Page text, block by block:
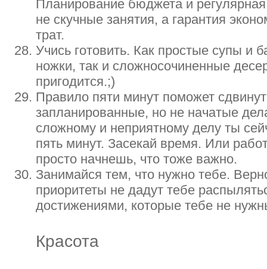
Планирование бюджета и
не скучные занятия, а гарантия
трат.
Учись готовить. Как простые супы и
ножки, так и сложносочиненные
пригодится.;)
Правило пяти минут поможет
запланированные, но не начатые
сложному и неприятному делу ты
пять минут. Засекай время. Или
просто начнешь, что тоже важно.
Занимайся тем, что нужно тебе.
приоритеты не дадут тебе
достижениями, которые тебе не
Красота